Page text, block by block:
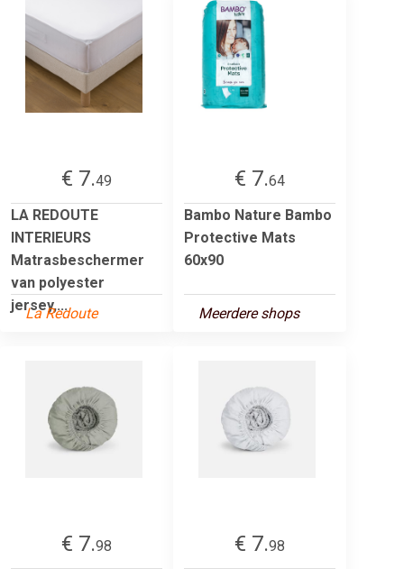
€ 7.49
LA REDOUTE
INTERIEURS
Matrasbeschermer
van polyester
jersey,...
La Redoute
€ 7.64
Bambo Nature Bambo
Protective Mats
60x90
Meerdere shops
€ 7.98 € 7.98